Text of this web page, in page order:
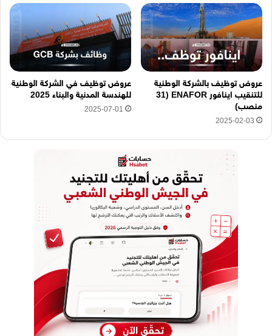
عروض توظيف بالشركة الوطنية
للتنقيب اينافور ENAFOR (31
منصب)
2025-02-03
عروض توظيف في الشركة الوطنية
للهندسة المدنية والبناء 2025
2025-07-01